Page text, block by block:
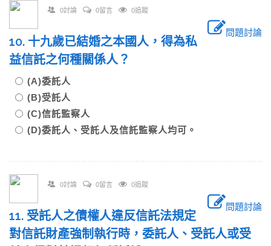
0討論 0留言 0追蹤
問題討論
10. 十九歲已結婚之本國人，得為私
益信託之何種關係人？
(A)委託人
(B)受託人
(C)信託監察人
(D)委託人、受託人及信託監察人均可。
0討論 0留言 0追蹤
問題討論
11. 受託人之債權人違反信託法規定
對信託財產強制執行時，委託人、受託人或受